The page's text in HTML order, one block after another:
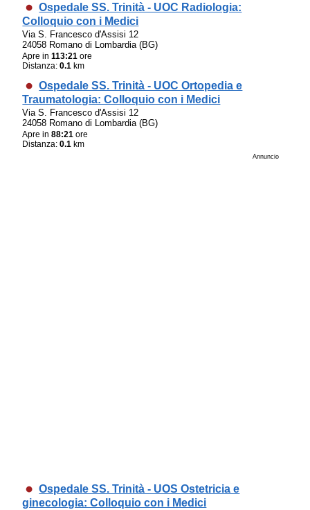
Ospedale SS. Trinità - UOC Radiologia:
Colloquio con i Medici
Via S. Francesco d'Assisi 12
24058 Romano di Lombardia (BG)
Apre in113:21 ore
Distanza:0.1 km
Ospedale SS. Trinità - UOC Ortopedia e
Traumatologia: Colloquio con i Medici
Via S. Francesco d'Assisi 12
24058 Romano di Lombardia (BG)
Apre in88:21 ore
Distanza:0.1 km
Annuncio
Ospedale SS. Trinità - UOS Ostetricia e
ginecologia: Colloquio con i Medici